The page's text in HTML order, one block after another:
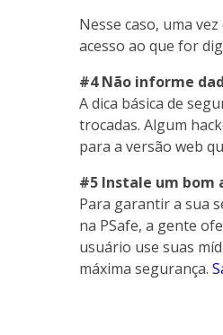
Nesse caso, uma
acesso ao que for
#4 Não informe
A dica básica de
trocadas. Algum
para a versão web
#5 Instale um bom
Para garantir a sua
na PSafe, a gente
usuário use suas
máxima segurança.